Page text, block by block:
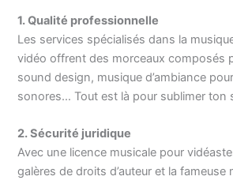
1. Qualité professionnelle
Les services spécialisés dans la
vidéo offrent des morceaux composés
sound design, musique d’ambiance
sonores… Tout est là pour sublimer ton
2. Sécurité juridique
Avec une licence musicale pour
galères de droits d’auteur et la fameuse